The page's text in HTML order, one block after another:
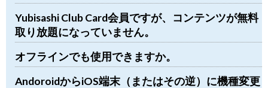
Yubisashi Club Card会員ですが、コンテンツが無料
取り放題になっていません。
オフラインでも使用できますか。
AndoroidからiOS端末（またはその逆）に機種変更